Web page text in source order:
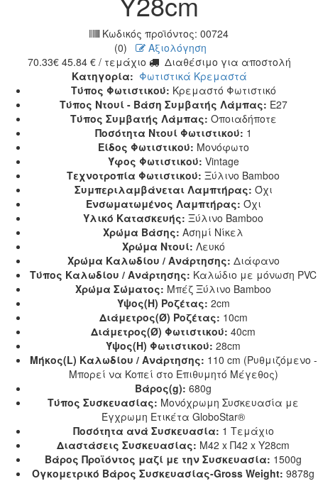
Κωδικός προϊόντος: 00724
(0)
Αξιολόγηση
70.33€ 45.84 € / τεμάχιο
Διαθέσιμο για αποστολή
Κατηγορία: Φωτιστικά Κρεμαστά
Τύπος Φωτιστικού: Κρεμαστό Φωτιστικό
Τύπος Ντουί - Βάση Συμβατής Λάμπας: Ε27
Τύπος Συμβατής Λάμπας: Οποιαδήποτε
Ποσότητα Ντουί Φωτιστικού: 1
Είδος Φωτιστικού: Μονόφωτο
Ύφος Φωτιστικού: Vintage
Τεχνοτροπία Φωτιστικού: Ξύλινο Bamboo
Συμπεριλαμβάνεται Λαμπτήρας: Όχι
Ενσωματωμένος Λαμπτήρας: Όχι
Υλικό Κατασκευής: Ξύλινο Bamboo
Χρώμα Βάσης: Ασημί Νίκελ
Χρώμα Ντουί: Λευκό
Χρώμα Καλωδίου / Ανάρτησης: Διάφανο
Τύπος Καλωδίου / Ανάρτησης: Καλώδιο με μόνωση PVC
Χρώμα Σώματος: Μπέζ Ξύλινο Bamboo
Ύψος(H) Ροζέτας: 2cm
Διάμετρος(Ø) Ροζέτας: 10cm
Διάμετρος(Ø) Φωτιστικού: 40cm
Ύψος(H) Φωτιστικού: 28cm
Μήκος(L) Καλωδίου / Ανάρτησης: 110 cm (Ρυθμιζόμενο -
Μπορεί να Κοπεί στο Επιθυμητό Μέγεθος)
Βάρος(g): 680g
Τύπος Συσκευασίας: Μονόχρωμη Συσκευασία με
Έγχρωμη Ετικέτα GloboStar®
Ποσότητα ανά Συσκευασία: 1 Τεμάχιο
Διαστάσεις Συσκευασίας: Μ42 x Π42 x Υ28cm
Βάρος Προϊόντος μαζί με την Συσκευασία: 1500g
Ογκομετρικό Βάρος Συσκευασίας-Gross Weight: 9878g